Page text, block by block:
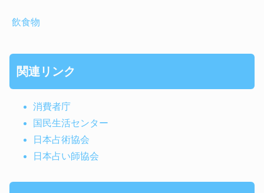
飲食物
関連リンク
消費者庁
国民生活センター
日本占術協会
日本占い師協会